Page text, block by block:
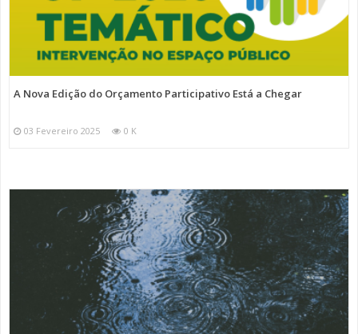
A Nova Edição do Orçamento Participativo Está a Chegar
03 Fevereiro 2025 0 K